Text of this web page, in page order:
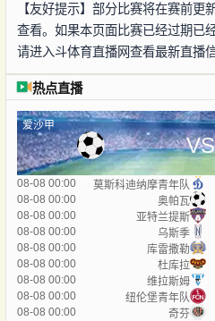
【友好提示】部分比赛将在赛前更
查看。如果本页面比赛已经过期已
请进入斗体育直播网查看最新直播信
热点直播
爱沙甲
VS
08-08 00:00 莫斯科迪纳摩青年队
08-08 00:00
奥帕瓦
08-08 00:00
亚特兰提斯
08-08 00:00
乌斯季
08-08 00:00
库雷撒勒
08-08 00:00
杜库拉
08-08 00:00
维拉斯姆
08-08 00:00
纽伦堡青年队
08-08 00:00
奇芬